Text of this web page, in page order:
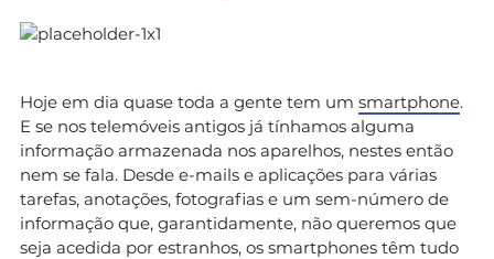
Hoje em dia quase toda a gente tem um smartphone.
E se nos telemóveis antigos já tínhamos alguma
informação armazenada nos aparelhos, nestes então
nem se fala. Desde e-mails e aplicações para várias
tarefas, anotações, fotografias e um sem-número de
informação que, garantidamente, não queremos que
seja acedida por estranhos, os smartphones têm tudo